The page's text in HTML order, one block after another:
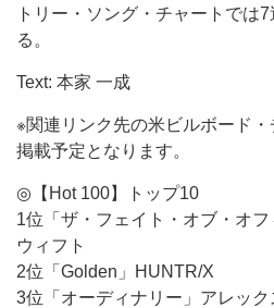
トリー・ソング・チャートでは
る。
Text: 本家 一成
※関連リンク先の米ビルボード
掲載予定となります。
◎【Hot 100】トップ10
1位「ザ・フェイト・オブ・オ
ウィフト
2位「Golden」HUNTR/X
3位「オーディナリー」アレッ